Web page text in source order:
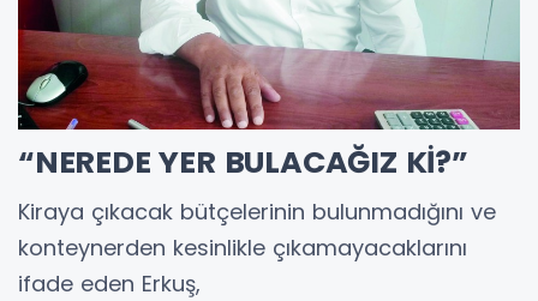
“NEREDE YER BULACAĞIZ Kİ?”
Kiraya çıkacak bütçelerinin bulunmadığını ve
konteynerden kesinlikle çıkamayacaklarını
ifade eden Erkuş,